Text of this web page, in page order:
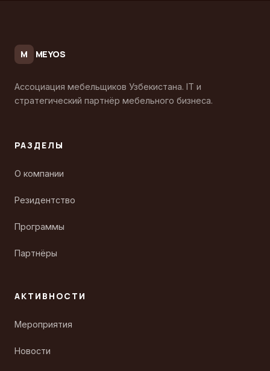
M MEYOS
Ассоциация мебельщиков Узбекистана. IT и
стратегический партнёр мебельного бизнеса.
РАЗДЕЛЫ
О компании
Резидентство
Программы
Партнёры
АКТИВНОСТИ
Мероприятия
Новости